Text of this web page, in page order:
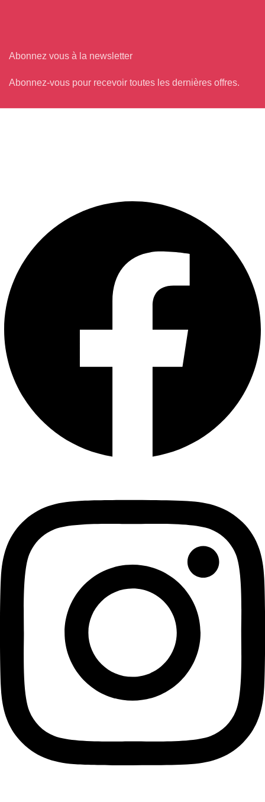
Abonnez vous à la newsletter
Abonnez-vous pour recevoir toutes les dernières offres.